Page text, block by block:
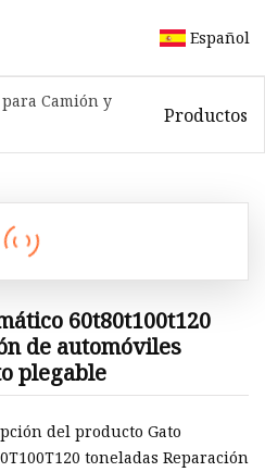
Español
para Camión y
Productos
60t80t100t120
de automóviles
plegable
del producto Gato
toneladas Reparación